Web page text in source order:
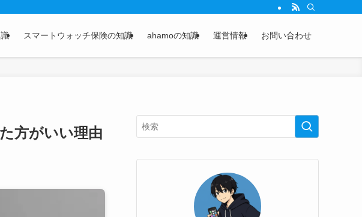
スマートウォッチ保険の知識 ahamoの知識 運営情報 お問い合わせ
方がいい理由